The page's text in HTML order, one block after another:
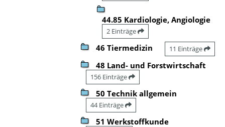
44.85 Kardiologie, Angiologie
2 Einträge
46 Tiermedizin 11 Einträge
48 Land- und Forstwirtschaft
156 Einträge
50 Technik allgemein
44 Einträge
51 Werkstoffkunde